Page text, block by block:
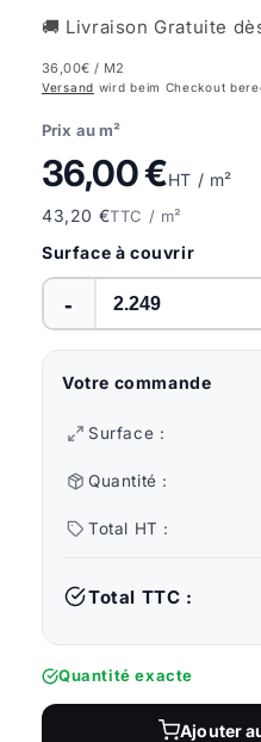
🚚 Livraison Gratuite
36,00€ / M2
Versand wird beim Checkout
Prix au m²
36,00 €HT / m²
43,20 €TTC / m²
Surface à couvrir
-
Votre commande
Surface :
Quantité :
Total HT :
Total TTC :
Quantité exacte
Ajouter